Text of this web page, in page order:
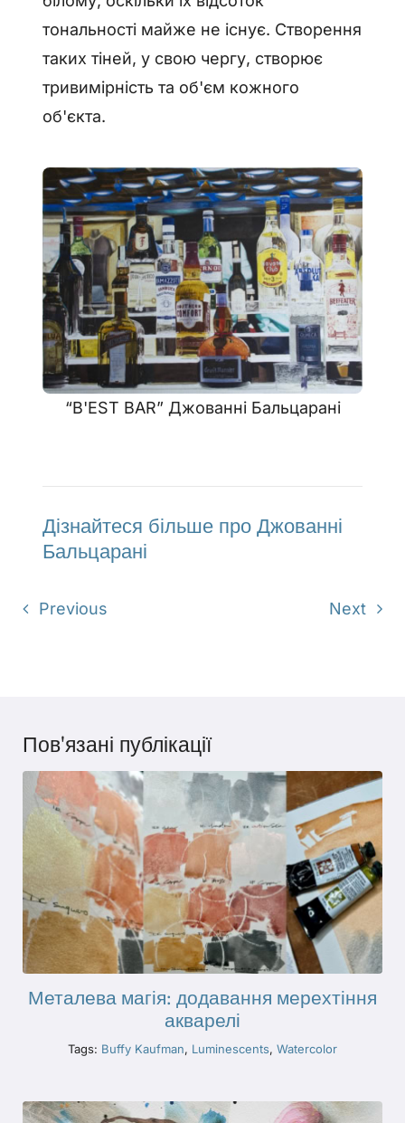
тональності майже не існує. Створення
таких тіней, у свою чергу, створює
тривимірність та об'єм кожного
об'єкта.
“B'EST BAR” Джованні Бальцарані
Дізнайтеся більше про Джованні
Бальцарані
Previous Next
Пов'язані публікації
Металева магія: додавання мерехтіння
акварелі
Tags: Buffy Kaufman, Luminescents, Watercolor